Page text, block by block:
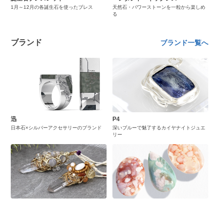
1月～12月の各誕生石を使ったブレス
天然石・パワーストーンを一粒から楽しめ
る
ブランド ブランド一覧へ
迅
日本石×シルバーアクセサリーのブランド
P4
深いブルーで魅了するカイヤナイトジュエ
リー